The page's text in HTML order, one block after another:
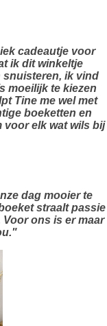
cadeautje voor
ik dit winkeltje
snuisteren, ik vind
moeilijk te kiezen
Tine me wel met
boeketten en
voor elk wat wils bij
dag mooier te
straalt passie
ons is er maar